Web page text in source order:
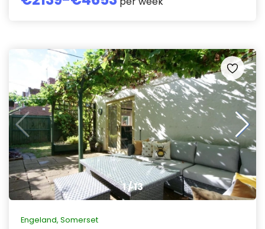
1/13
Engeland, Somerset